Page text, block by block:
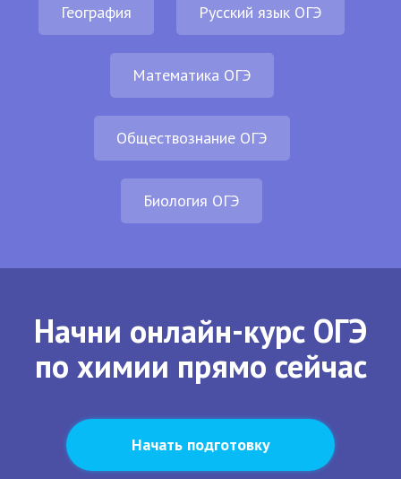
География Русский язык ОГЭ
Математика ОГЭ
Обществознание ОГЭ
Биология ОГЭ
Начни онлайн-курс ОГЭ
по химии прямо сейчас
Начать подготовку